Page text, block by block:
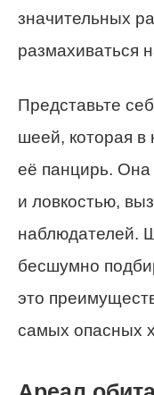
значительных
размахиваться
Представьте
шеей, которая в
её панцирь. Она
и ловкостью,
наблюдателей.
бесшумно
это
самых опасных